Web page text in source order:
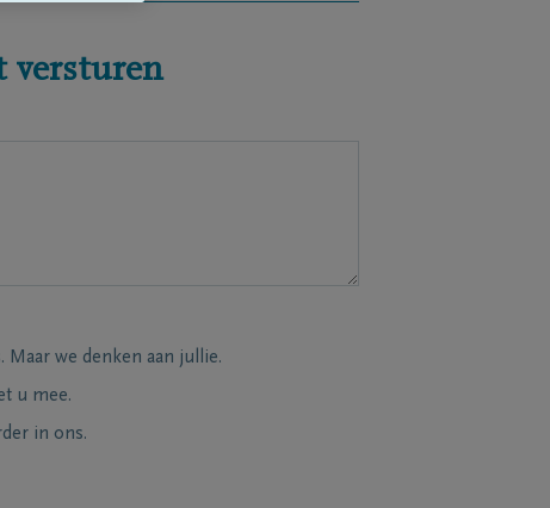
versturen
we denken aan jullie.
u mee.
in ons.